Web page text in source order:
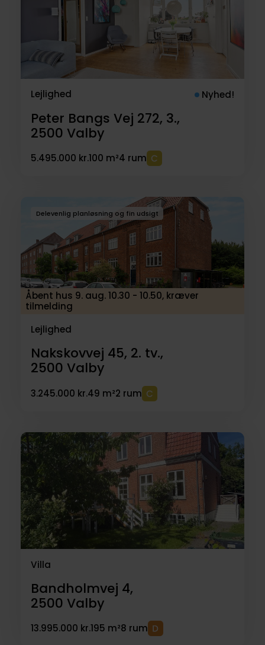
salg
Lejlighed Nyhed!
Peter Bangs Vej 272, 3.,
2500 Valby
5.495.000 kr.100 m²4 rum
Delevenlig planløsning og fin udsigt
Åbent hus 9. aug. 10.30 - 10.50, kræver
tilmelding
Lejlighed
Nakskovvej 45, 2. tv.,
2500 Valby
3.245.000 kr.49 m²2 rum
Villa
Bandholmvej 4,
2500 Valby
13.995.000 kr.195 m²8 rum